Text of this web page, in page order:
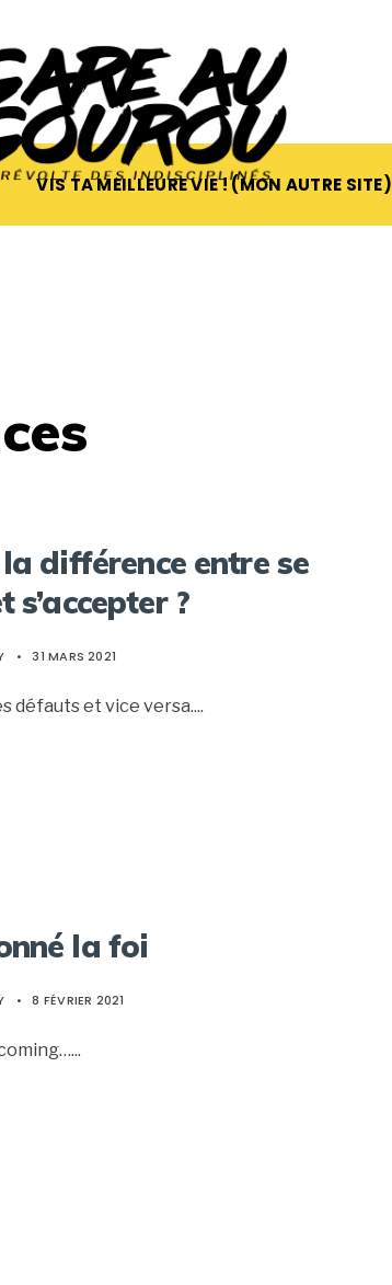
VIS TA MEILLEURE VIE ! (MON AUTRE SITE)
différence entre se
s’accepter ?
• 31 MARS 2021
défauts et vice versa....
la foi
• 8 FÉVRIER 2021
...